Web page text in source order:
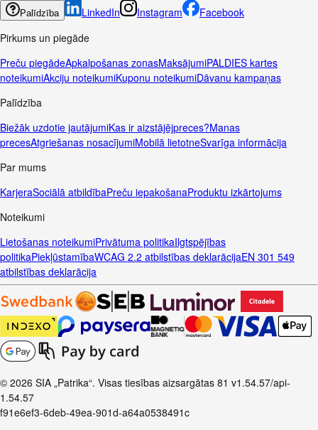
Palīdzība LinkedIn Instagram
Facebook
Pirkums un piegāde
Preču piegādeApkalpošanas zonasMaksājumiPALDIES kartes
noteikumiAkciju noteikumiKuponu noteikumiDāvanu kampaņas
Palīdzība
Biežāk uzdotie jautājumiKas ir aizstājējpreces?Manas
precesAtgriešanas nosacījumiMobilā lietotneSvarīga informācija
Par mums
KarjeraSociālā atbildībaPreču iepakošanaProduktu izkārtojums
Noteikumi
Lietošanas noteikumiPrivātuma politikaIlgtspējības
politikaPiekļūstamībaWCAG 2.2 atbilstības deklarācijaEN 301 549
atbilstības deklarācija
© 2026 SIA „Patrika“. Visas tiesības aizsargātas 81 v1.54.57/api-
1.54.57
f91e6ef3-6deb-49ea-901d-a64a0538491c